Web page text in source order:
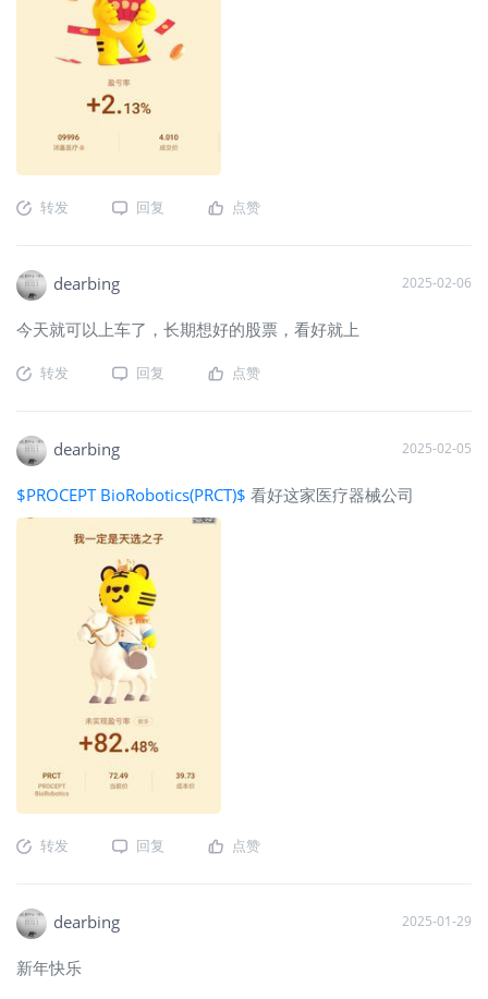
转发 回复 点赞
dearbing 2025-02-06
今天就可以上车了，长期想好的股票，看好就上
转发 回复 点赞
dearbing 2025-02-05
$PROCEPT BioRobotics(PRCT)$ 看好这家医疗器械公司
转发 回复 点赞
dearbing 2025-01-29
新年快乐